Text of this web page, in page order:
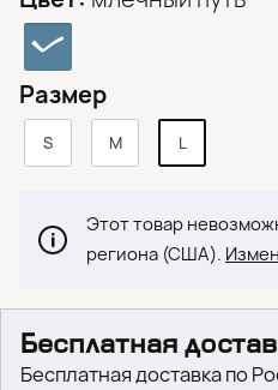
Размер
S M L
Этот товар
региона (США).
Бесплатная
Бесплатная доставка по